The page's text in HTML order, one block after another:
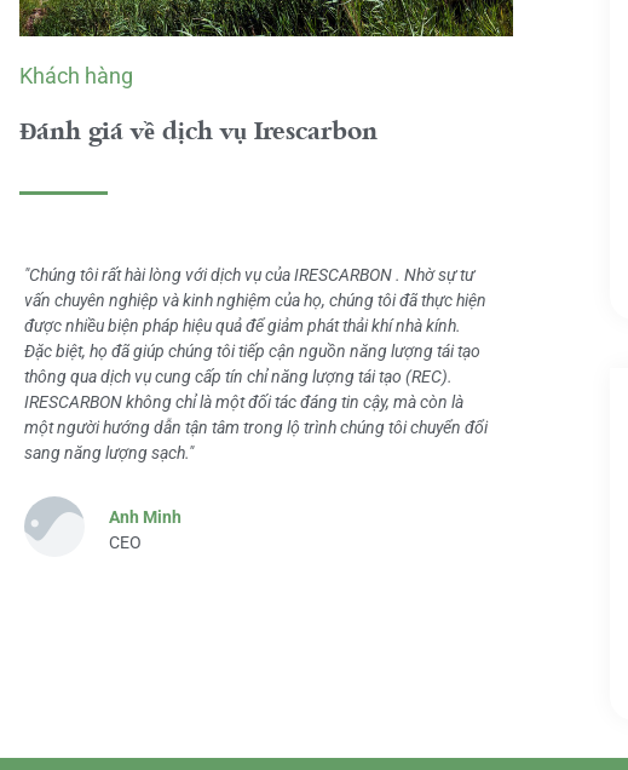
Khách hàng
Đánh giá về dịch vụ Irescarbon
"Chúng tôi rất hài lòng với dịch vụ của IRESCARBON . Nhờ sự tư
vấn chuyên nghiệp và kinh nghiệm của họ, chúng tôi đã thực hiện
được nhiều biện pháp hiệu quả để giảm phát thải khí nhà kính.
Đặc biệt, họ đã giúp chúng tôi tiếp cận nguồn năng lượng tái tạo
thông qua dịch vụ cung cấp tín chỉ năng lượng tái tạo (REC).
IRESCARBON không chỉ là một đối tác đáng tin cậy, mà còn là
một người hướng dẫn tận tâm trong lộ trình chúng tôi chuyển đổi
sang năng lượng sạch."
Anh Minh
CEO